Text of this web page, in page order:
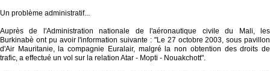
Un problème administratif...
Auprès de l'Administration nationale de l'aéronautique civile du Mali, les
Burkinabè ont pu avoir l'information suivante : "Le 27 octobre 2003, sous pavillon
d'Air Mauritanie, la compagnie Euralair, malgré la non obtention des droits de
trafic, a effectué un vol sur la relation Atar - Mopti - Nouakchott".